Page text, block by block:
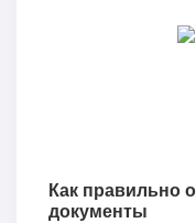
Как правильно
документы